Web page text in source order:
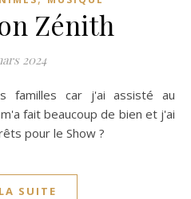
Zénith
2024
fait beaucoup de bien et j'ai
pour le Show ?
SUITE